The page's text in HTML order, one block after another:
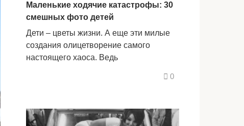
Маленькие ходячие катастрофы: 30
смешных фото детей
Дети – цветы жизни. А еще эти милые
создания олицетворение самого
настоящего хаоса. Ведь
0